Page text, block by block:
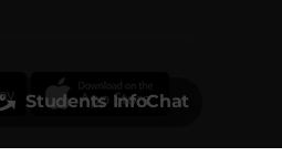
Students InfoChat